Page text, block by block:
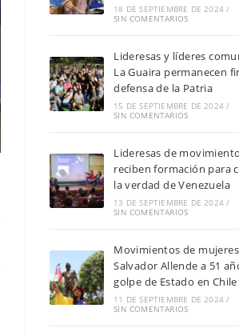
18 DE SEPTIEMBRE DE 2024 /
SIN COMENTARIOS
Lideresas y líderes
La Guaira permanecen
defensa de la Patria
15 DE SEPTIEMBRE DE 2024 /
SIN COMENTARIOS
Lideresas de
reciben formación para
la verdad de Venezuela
13 DE SEPTIEMBRE DE 2024 /
SIN COMENTARIOS
Movimientos de
Salvador Allende a 51
golpe de Estado en Chile
11 DE SEPTIEMBRE DE 2024 /
SIN COMENTARIOS